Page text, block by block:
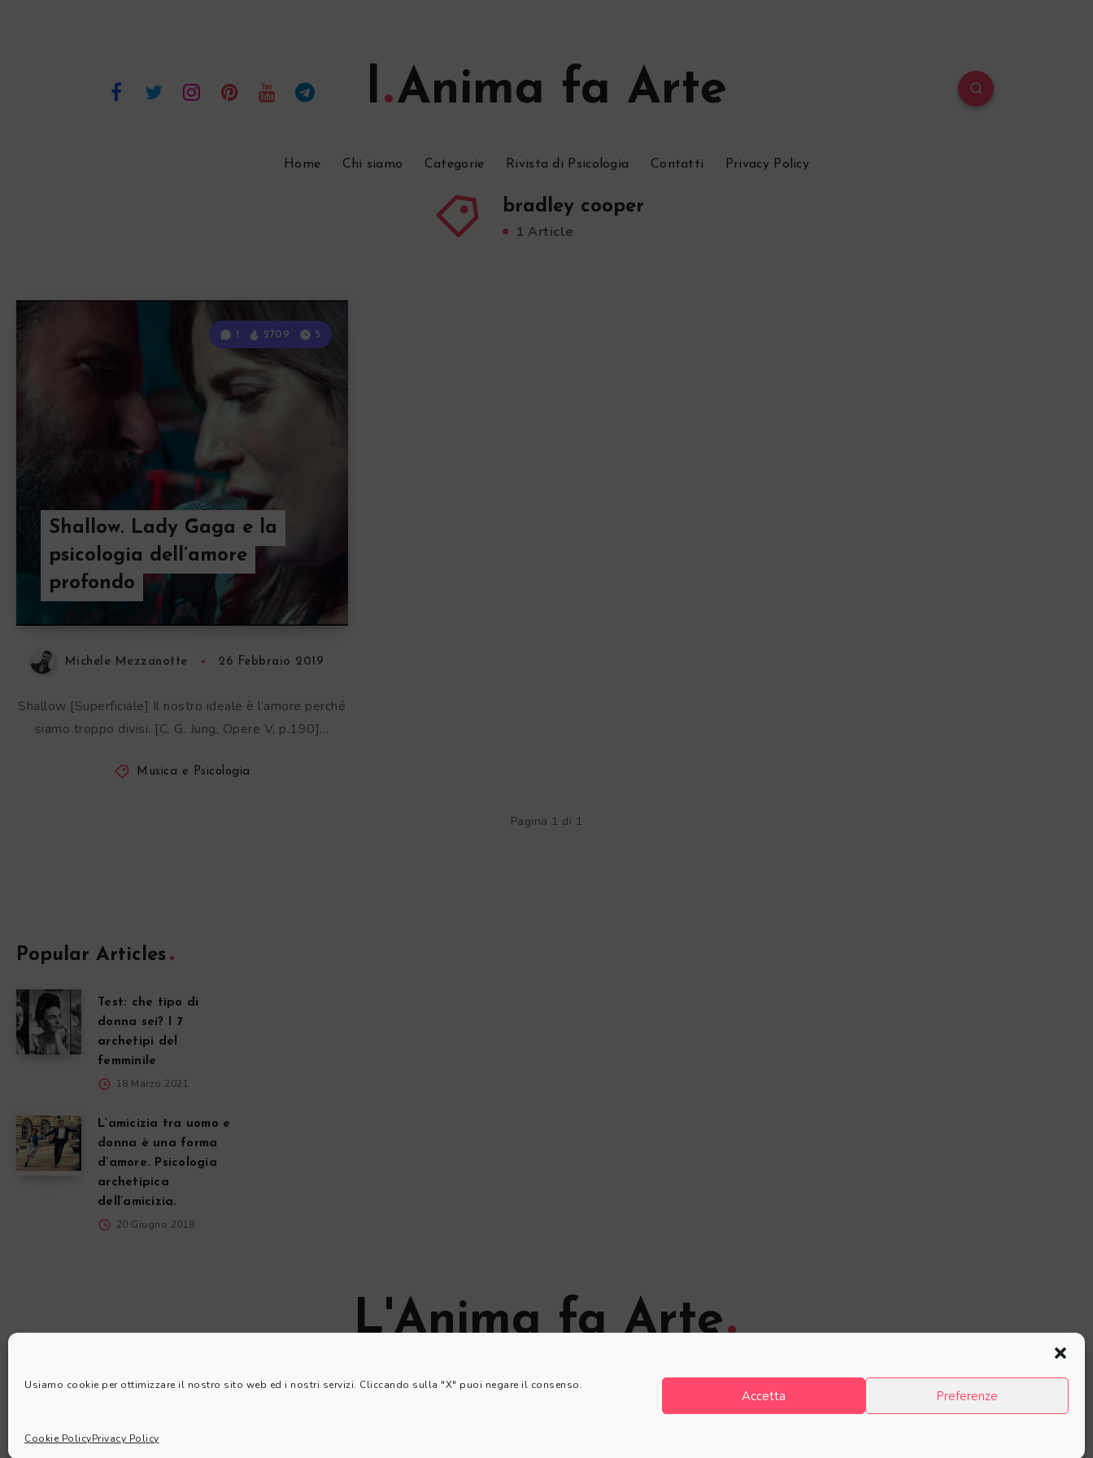
Usiamo cookie per ottimizzare il nostro sito web ed i nostri servizi. Cliccando sulla "X" puoi negare il consenso.
Accetta Preferenze
Cookie PolicyPrivacy Policy
l Anima fa Arte
Home Chi siamo Categorie Rivista di Psicologia Contatti Privacy Policy
bradley cooper
1 Article
Shallow. Lady Gaga e la
psicologia dell’amore
profondo
1 2709 5
Michele Mezzanotte 26 Febbraio 2019
Shallow [Superficiale] Il nostro ideale è l’amore perché
siamo troppo divisi. [C. G. Jung, Opere V, p.190]…
Musica e Psicologia
Pagina 1 di 1
Popular Articles
Test: che tipo di
donna sei? I 7
archetipi del
femminile
18 Marzo 2021
L’amicizia tra uomo e
donna è una forma
d’amore. Psicologia
archetipica
dell’amicizia.
20 Giugno 2018
L'Anima fa Arte
© L'Anima fa Arte